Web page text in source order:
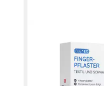
in 3-4 Werktagen bei dir